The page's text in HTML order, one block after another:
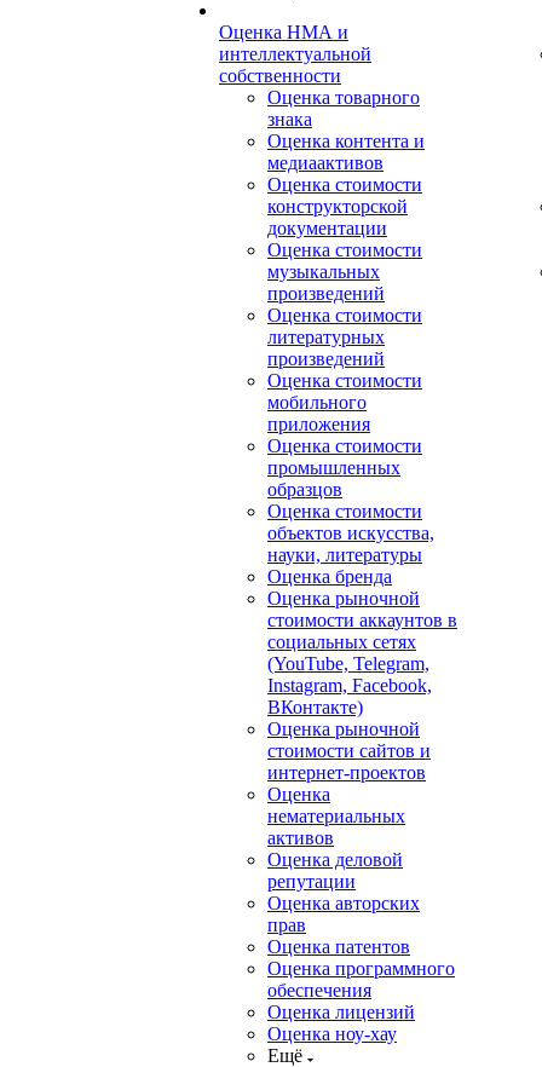
Оценка НМА и
интеллектуальной
собственности
Оценка товарного
знака
Оценка контента и
медиаактивов
Оценка стоимости
конструкторской
документации
Оценка стоимости
музыкальных
произведений
Оценка стоимости
литературных
произведений
Оценка стоимости
мобильного
приложения
Оценка стоимости
промышленных
образцов
Оценка стоимости
объектов искусства,
науки, литературы
Оценка бренда
Оценка рыночной
стоимости аккаунтов в
социальных сетях
(YouTube, Telegram,
Instagram, Facebook,
ВКонтакте)
Оценка рыночной
стоимости сайтов и
интернет-проектов
Оценка
нематериальных
активов
Оценка деловой
репутации
Оценка авторских
прав
Оценка патентов
Оценка программного
обеспечения
Оценка лицензий
Оценка ноу-хау
Ещё